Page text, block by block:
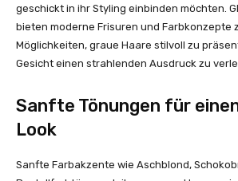
geschickt in ihr Styling einbinden möchten.
bieten moderne Frisuren und Farbkonzepte
Möglichkeiten, graue Haare stilvoll zu
Gesicht einen strahlenden Ausdruck zu
Sanfte Tönungen für
Look
Sanfte Farbakzente wie Aschblond,